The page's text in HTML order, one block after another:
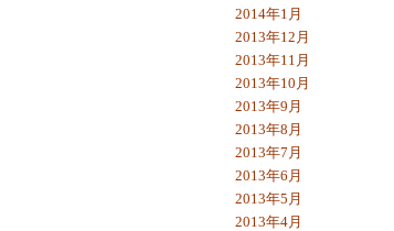
2014年1月
2013年12月
2013年11月
2013年10月
2013年9月
2013年8月
2013年7月
2013年6月
2013年5月
2013年4月